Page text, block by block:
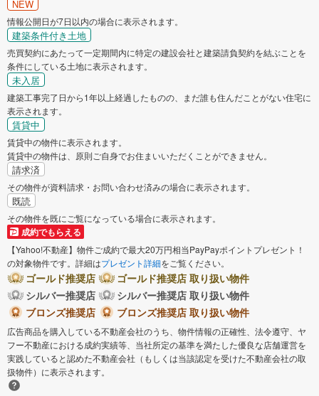
NEW
情報公開日が7日以内の場合に表示されます。
建築条件付き土地
売買契約にあたって一定期間内に特定の建設会社と建築請負契約を結ぶことを
条件にしている土地に表示されます。
未入居
建築工事完了日から1年以上経過したものの、まだ誰も住んだことがない住宅に
表示されます。
賃貸中
賃貸中の物件に表示されます。
賃貸中の物件は、原則ご自身でお住まいいただくことができません。
請求済
その物件が資料請求・お問い合わせ済みの場合に表示されます。
既読
その物件を既にご覧になっている場合に表示されます。
成約でもらえる
【Yahoo!不動産】物件ご成約で最大20万円相当PayPayポイントプレゼント！
の対象物件です。詳細はプレゼント詳細をご覧ください。
ゴールド推奨店
ゴールド推奨店 取り扱い物件
シルバー推奨店
シルバー推奨店 取り扱い物件
ブロンズ推奨店
ブロンズ推奨店 取り扱い物件
広告商品を購入している不動産会社のうち、物件情報の正確性、法令遵守、ヤ
フー不動産における成約実績等、当社所定の基準を満たした優良な店舗運営を
実践していると認めた不動産会社（もしくは当該認定を受けた不動産会社の取
扱物件）に表示されます。